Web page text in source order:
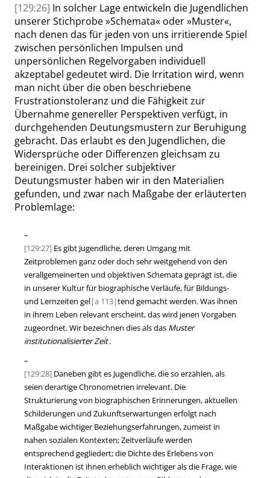
[129:26] In solcher Lage entwickeln die Jugendlichen
unserer Stichprobe»Schemata« oder»Muster«,
nach denen das für jeden von uns irritierende Spiel
zwischen persönlichen Impulsen und
unpersönlichen Regelvorgaben individuell
akzeptabel gedeutet wird. Die Irritation wird, wenn
man nicht über die oben beschriebene
Frustrationstoleranz und die Fähigkeit zur
Übernahme genereller Perspektiven verfügt, in
durchgehenden Deutungsmustern zur Beruhigung
gebracht. Das erlaubt es den Jugendlichen, die
Widersprüche oder Differenzen gleichsam zu
bereinigen. Drei solcher subjektiver
Deutungsmuster haben wir in den Materialien
gefunden, und zwar nach Maßgabe der erläuterten
Problemlage:
–
[129:27] Es gibt Jugendliche, deren Umgang mit
Zeitproblemen ganz oder doch sehr weitgehend von den
verallgemeinerten und objektiven Schemata geprägt ist, die
in unserer Kultur für biographische Verläufe, für Bildungs-
und Lernzeiten gel|a 113|tend gemacht werden. Was ihnen
in ihrem Leben relevant erscheint, das wird jenen Vorgaben
zugeordnet. Wir bezeichnen dies als das Muster
institutionalisierter Zeit.
–
[129:28] Daneben gibt es Jugendliche, die so erzählen, als
seien derartige Chronometrien irrelevant. Die
Strukturierung von biographischen Erinnerungen, aktuellen
Schilderungen und Zukunftserwartungen erfolgt nach
Maßgabe wichtiger Beziehungserfahrungen, zumeist in
nahen sozialen Kontexten; Zeitverläufe werden
entsprechend gegliedert; die Dichte des Erlebens von
Interaktionen ist ihnen erheblich wichtiger als die Frage, wie